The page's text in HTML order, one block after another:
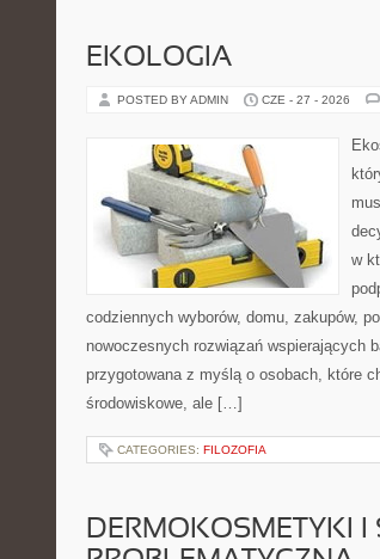
EKOLOGIA
POSTED BY ADMIN CZE - 27 - 2026
w
codziennych wyborów, domu, zakupów,
nowoczesnych rozwiązań wspierających
przygotowana z myślą o osobach, które
środowiskowe, ale […]
CATEGORIES: FILOZOFIA
DERMOKOSMETYKI I